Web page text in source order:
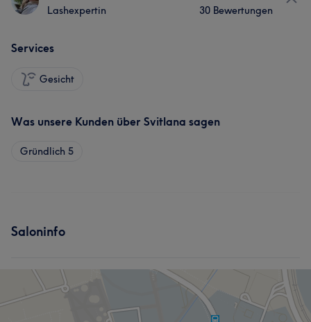
Lashexpertin 30 Bewertungen
Services
Gesicht
Was unsere Kunden über Svitlana sagen
Gründlich 5
Saloninfo